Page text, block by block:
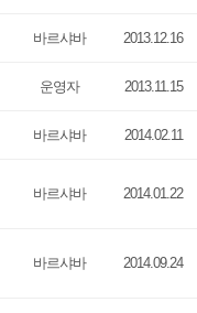
바르샤바 2013.12.16
운영자 2013.11.15
바르샤바 2014.02.11
바르샤바 2014.01.22
바르샤바 2014.09.24